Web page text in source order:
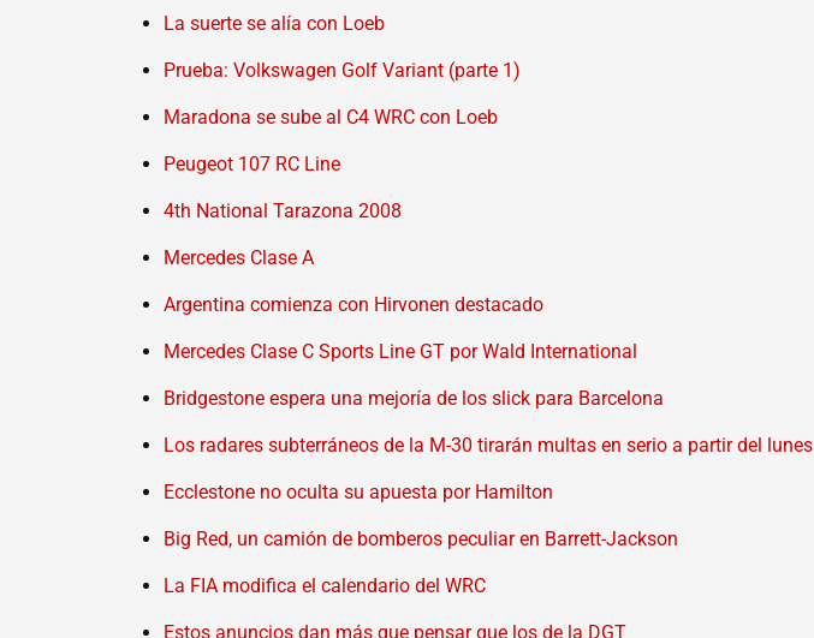
La suerte se alía con Loeb
Prueba: Volkswagen Golf Variant (parte 1)
Maradona se sube al C4 WRC con Loeb
Peugeot 107 RC Line
4th National Tarazona 2008
Mercedes Clase A
Argentina comienza con Hirvonen destacado
Mercedes Clase C Sports Line GT por Wald International
Bridgestone espera una mejoría de los slick para Barcelona
Los radares subterráneos de la M-30 tirarán multas en serio a partir del lunes
Ecclestone no oculta su apuesta por Hamilton
Big Red, un camión de bomberos peculiar en Barrett-Jackson
La FIA modifica el calendario del WRC
Estos anuncios dan más que pensar que los de la DGT